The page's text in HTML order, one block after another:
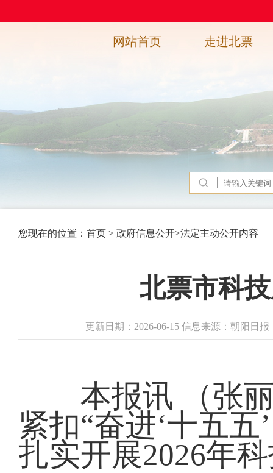
网站首页 走进北票
您现在的位置： 首页 > 政府信息公开>法定主动公开内容
北票市科
更新日期：2026-06-15 信息来源：朝阳日
本报讯 （张丽
紧扣“奋进‘十五
扎实开展2026年